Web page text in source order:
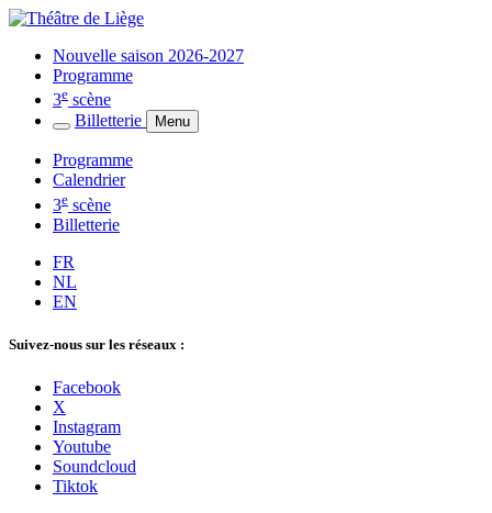
Nouvelle saison 2026-2027
Programme
3e scène
Billetterie
Menu
Programme
Calendrier
3e scène
Billetterie
FR
NL
EN
Suivez-nous sur les réseaux :
Facebook
X
Instagram
Youtube
Soundcloud
Tiktok